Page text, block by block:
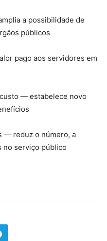
a possibilidade de
públicos
pago aos servidores em
— estabelece novo
— reduz o número, a
no serviço público